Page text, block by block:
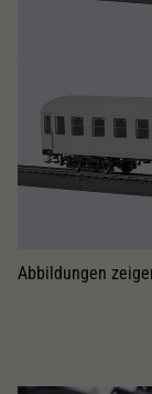
Abbildungen